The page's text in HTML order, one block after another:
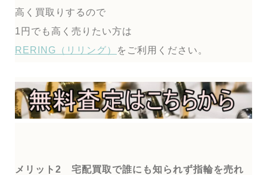
高く買取りするので
1円でも高く売りたい方は
RERING（リリング）
をご利用ください。
メリット2 宅配買取で誰にも知られず指輪を売れ